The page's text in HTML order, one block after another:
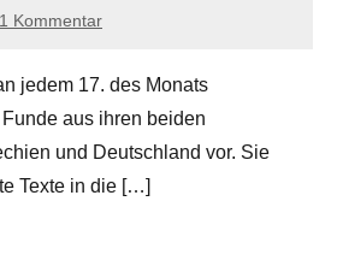
1 Kommentar
jedem 17. des Monats
aus ihren beiden
und Deutschland vor. Sie
Texte in die […]